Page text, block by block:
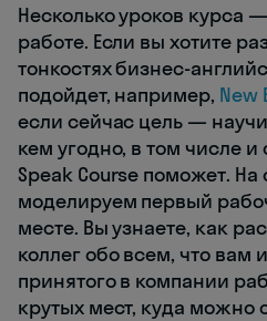
Несколько уроков курса
работе. Если вы хотите
тонкостях бизнес-
подойдет, например, New
если сейчас цель —
кем угодно, в том числе и
Speak Course поможет.
моделируем первый
месте. Вы узнаете, как
коллег обо всем, что вам
принятого в компании
крутых мест, куда можно